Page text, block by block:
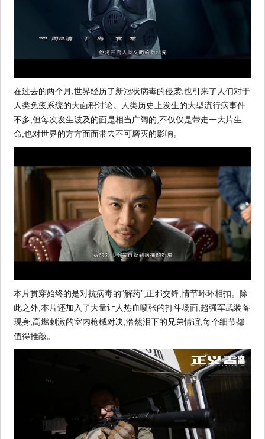
在过去的两个月,世界经历了新冠状病毒的侵袭,也引来了人们对于
人类免疫系统的大面积讨论。人类历史上发生的大型流行病事件
不多,但每次发生波及的面是相当广阔的,不仅仅是带走一大片生
命,也对世界的方方面面带去不可磨灭的影响。
本片贯穿始终的是对抗病毒的“解药”,正邪交锋,情节环环相扣。除
此之外,本片还加入了大量让人热血喷张的打斗场面,超强军武装备
现身,高燃刺激的室内枪械对决,潸然泪下的兄弟情谊,每个细节都
值得推敲。